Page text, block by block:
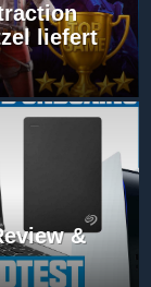
liefert
&